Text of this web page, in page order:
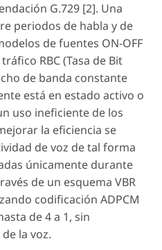
G.729 [2]. Una
periodos de habla y de
de fuentes ON-OFF
RBC (Tasa de Bit
de banda constante
está en estado activo o
uso ineficiente de los
la eficiencia se
de voz de tal forma
únicamente durante
de un esquema VBR
codificación ADPCM
de 4 a 1, sin
la voz.